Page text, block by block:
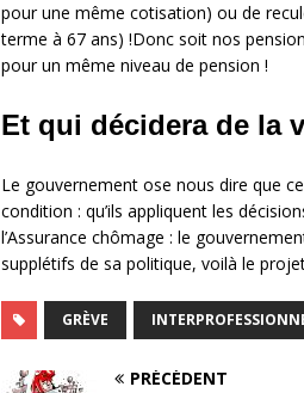
pour une même cotisation) ou de
terme à 67 ans) !Donc soit nos
pour un même niveau de pension !
Et qui décidera de la
Le gouvernement ose nous dire que
condition : qu’ils appliquent les
l’Assurance chômage : le
supplétifs de sa politique, voilà le
GRÈVE
PRÉCÉDENT